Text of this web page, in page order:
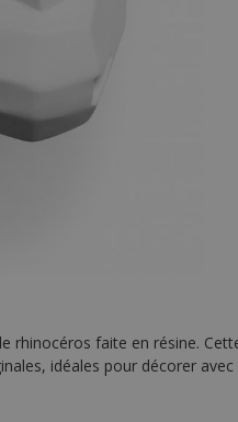
faite en résine.
idéales pour décorer avec